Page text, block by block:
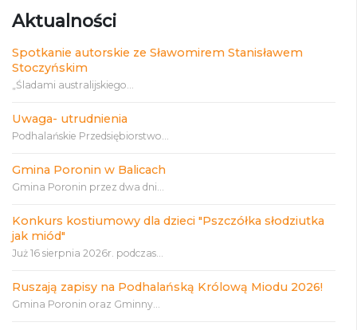
Aktualności
Spotkanie autorskie ze Sławomirem Stanisławem
Stoczyńskim
„Śladami australijskiego...
Uwaga- utrudnienia
Podhalańskie Przedsiębiorstwo...
Gmina Poronin w Balicach
Gmina Poronin przez dwa dni...
Konkurs kostiumowy dla dzieci "Pszczółka słodziutka
jak miód"
Już 16 sierpnia 2026r. podczas...
Ruszają zapisy na Podhalańską Królową Miodu 2026!
Gmina Poronin oraz Gminny...